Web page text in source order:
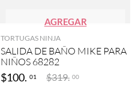
AGREGAR
TORTUGAS NINJA
SALIDA DE BAÑO MIKE PARA
NIÑOS 68282
$100. 01 $319. 00